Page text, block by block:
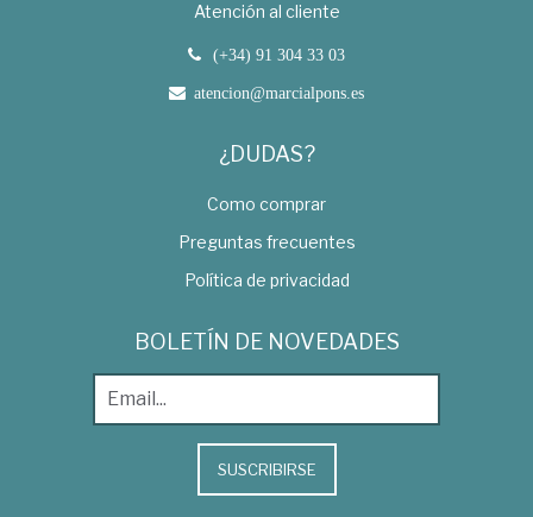
Atención al cliente
(+34) 91 304 33 03
atencion@marcialpons.es
¿DUDAS?
Como comprar
Preguntas frecuentes
Política de privacidad
BOLETÍN DE NOVEDADES
SUSCRIBIRSE